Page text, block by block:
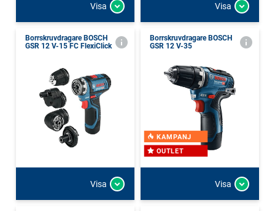
Visa Visa
Borrskruvdragare BOSCH
GSR 12 V-15 FC FlexiClick
Visa
Borrskruvdragare BOSCH
GSR 12 V-35
KAMPANJ
OUTLET
Visa